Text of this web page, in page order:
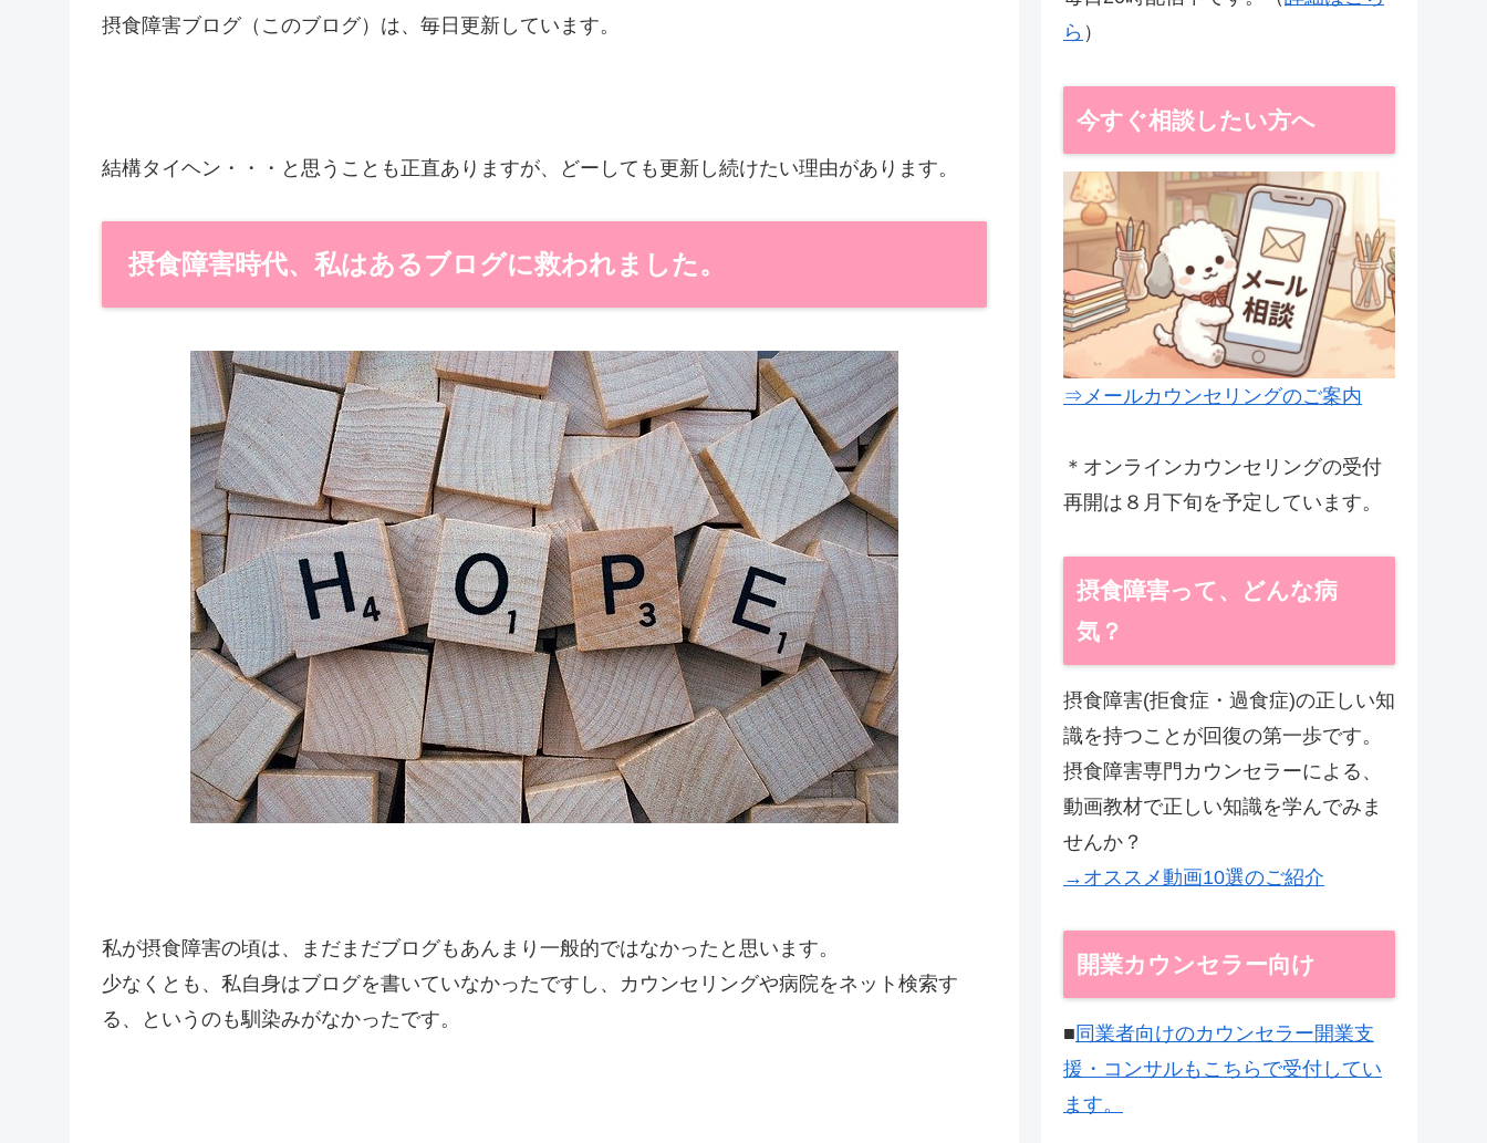
摂食障害ブログ（このブログ）は、毎日更新しています。
結構タイヘン・・・と思うことも正直ありますが、どーしても更新し続けたい理由があります。
摂食障害時代、私はあるブログに救われました。
私が摂食障害の頃は、まだまだブログもあんまり一般的ではなかったと思います。
少なくとも、私自身はブログを書いていなかったですし、カウンセリングや病院をネット検索す
る、というのも馴染みがなかったです。
ら ）
今すぐ相談したい方へ
⇒メールカウンセリングのご案内
＊オンラインカウンセリングの受付
再開は８月下旬を予定しています。
摂食障害って、どんな病
気？
摂食障害(拒食症・過食症)の正しい知
識を持つことが回復の第一歩です。
摂食障害専門カウンセラーによる、
動画教材で正しい知識を学んでみま
せんか？
→オススメ動画10選のご紹介
開業カウンセラー向け
■ 同業者向けのカウンセラー開業支
援・コンサルもこちらで受付してい
ます。